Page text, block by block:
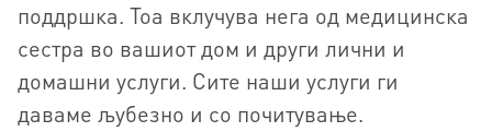
поддршка. Тоа вклучува нега од медицинска
сестра во вашиот дом и други лични и
домашни услуги. Сите наши услуги ги
даваме љубезно и со почитување.